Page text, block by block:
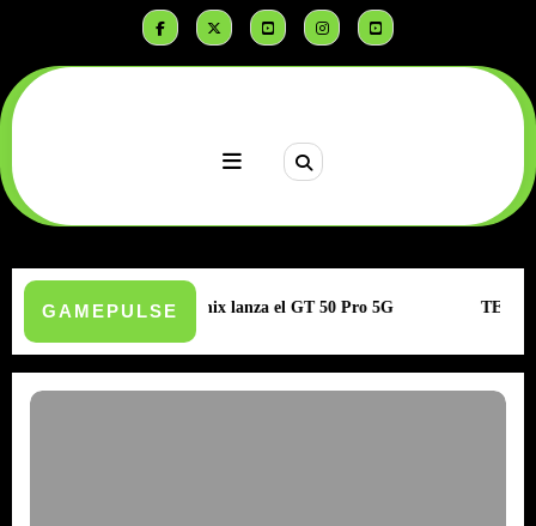
GAMEPULSE
estudiantesInfinix lanza el GT 50 Pro 5G TECNO